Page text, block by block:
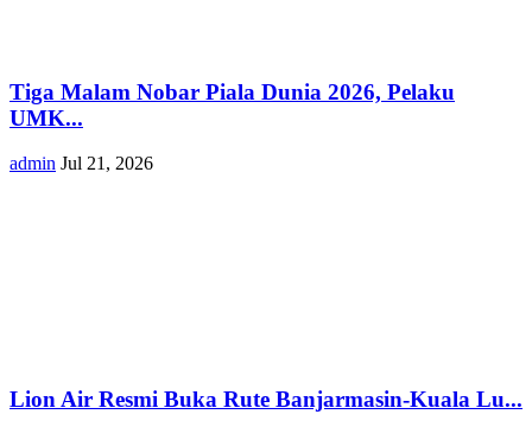
Tiga Malam Nobar Piala Dunia 2026, Pelaku
UMK...
admin Jul 21, 2026
Lion Air Resmi Buka Rute Banjarmasin-Kuala Lu...